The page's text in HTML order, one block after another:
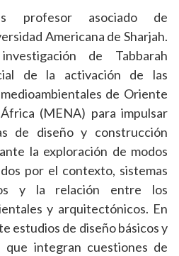
profesor asociado de
Americana de Sharjah.
de Tabbarah
de la activación de las
de Oriente
(MENA) para impulsar
de diseño y construcción
la exploración de modos
por el contexto, sistemas
y la relación entre los
y arquitectónicos. En
estudios de diseño básicos y
que integran cuestiones de